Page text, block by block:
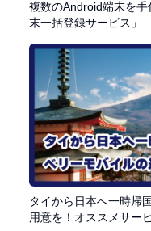
複数のAndroid端末を
末一括登録サービス」
タイから日本へ一時帰
用意を！オススメサー